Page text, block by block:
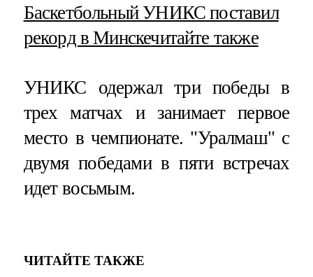
​Баскетбольный УНИКС поставил
рекорд в Минскечитайте также
УНИКС одержал три победы в
трех матчах и занимает первое
место в чемпионате. "Уралмаш" с
двумя победами в пяти встречах
идет восьмым.
ЧИТАЙТЕ ТАКЖЕ